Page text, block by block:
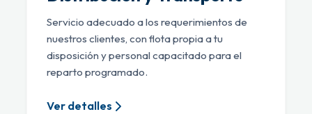
Servicio adecuado a los requerimientos de
nuestros clientes, con flota propia a tu
disposición y personal capacitado para el
reparto programado.
Ver detalles